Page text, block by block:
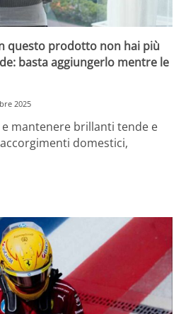
questo prodotto non hai più
basta aggiungerlo mentre le
2025
mantenere brillanti tende e
domestici,